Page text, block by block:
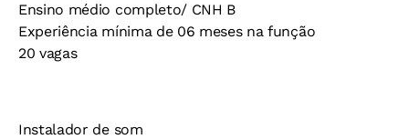
Ensino médio completo/ CNH B
Experiência mínima de 06 meses na função
20 vagas
Instalador de som